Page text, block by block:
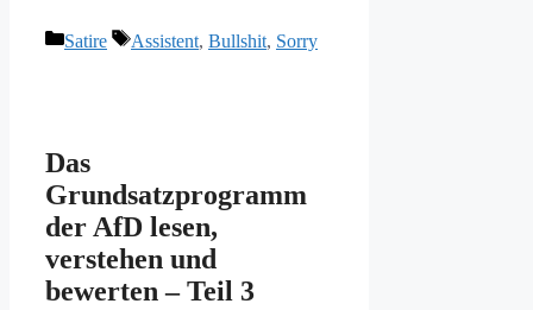
Kategorien
Satire Schlagwörter
Assistent, Bullshit, Sorry
Das
Grundsatzprogramm
der AfD lesen,
verstehen und
bewerten – Teil 3